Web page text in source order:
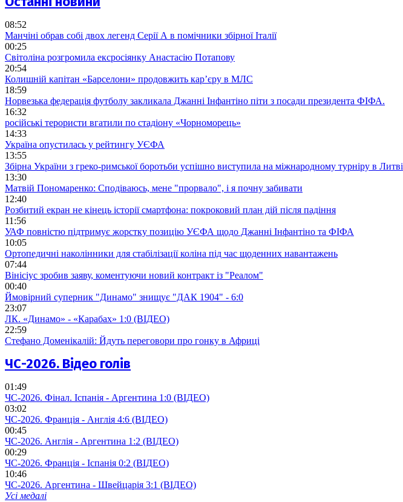
08:52
Манчіні обрав собі двох легенд Серії А в помічники збірної Італії
00:25
Світоліна розгромила ексросіянку Анастасію Потапову
20:54
Колишній капітан «Барселони» продовжить кар’єру в МЛС
18:59
Норвезька федерація футболу закликала Джанні Інфантіно піти з посади президента ФІФА.
16:32
російські терористи вгатили по стадіону «Чорноморець»
14:33
Україна опустилась у рейтингу УЄФА
13:55
Збірна України з греко-римської боротьби успішно виступила на міжнародному турніру в Литві
13:30
Матвій Пономаренко: Сподіваюсь, мене "прорвало", і я почну забивати
12:40
Розбитий екран не кінець історії смартфона: покроковий план дій після падіння
11:56
УАФ повністю підтримує жорстку позицію УЄФА щодо Джанні Інфантіно та ФІФА
10:05
Ортопедичні наколінники для стабілізації коліна під час щоденних навантажень
07:44
Вінісіус зробив заяву, коментуючи новий контракт із "Реалом"
00:40
Ймовірний суперник "Динамо" знищує "ДАК 1904" - 6:0
23:07
ЛК. «Динамо» - «Карабах» 1:0 (ВІДЕО)
22:59
Стефано Доменікалій: Йдуть переговори про гонку в Африці
ЧС-2026. Відео голів
01:49
ЧС-2026. Фінал. Іспанія - Аргентина 1:0 (ВІДЕО)
03:02
ЧС-2026. Франція - Англія 4:6 (ВІДЕО)
00:45
ЧС-2026. Англія - Аргентина 1:2 (ВІДЕО)
00:29
ЧС-2026. Франція - Іспанія 0:2 (ВІДЕО)
10:46
ЧС-2026. Аргентина - Швейцарія 3:1 (ВІДЕО)
Усі медалі